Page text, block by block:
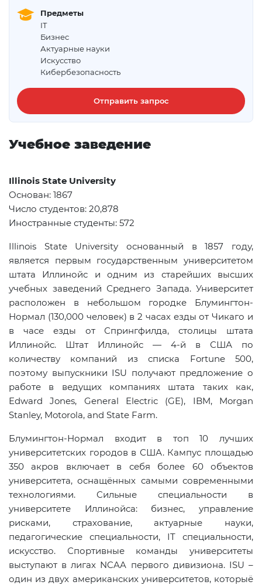
Предметы
IT
Бизнес
Актуарные науки
Искусство
Кибербезопасность
Отправить запрос
Учебное заведение
Illinois State University
Основан: 1867
Число студентов: 20,878
Иностранные студенты: 572
Illinois State Universityоснованный в 1857 году,
является первым государственным университетом
штата Иллинойс и одним из старейших высших
учебных заведений Среднего Запада. Университет
расположен в небольшом городке Блумингтон-
Нормал (130,000 человек) в 2 часах езды от Чикаго и
в часе езды от Спрингфилда, столицы штата
Иллинойс. Штат Иллинойс — 4‑й в США по
количеству компаний из списка Fortune500,
поэтому выпускники ISU получают предложение о
работе в ведущих компаниях штата таких как,
Edward Jones, General Electric (GE), IBM, Morgan
Stanley, Motorola, and State Farm.
Блумингтон-Нормал входит в топ 10 лучших
университетских городов в США. Кампус площадью
350 акров включает в себя более 60 объектов
университета, оснащённых самыми современными
технологиями. Cильные специальности в
университете Иллинойса: бизнес, управление
рисками, страхование, актуарные науки,
педагогические специальности, IT специальности,
искусство. Спортивные команды университеты
выступают в лигах NCAA первого дивизиона. ISU –
один из двух американских университетов, которыё